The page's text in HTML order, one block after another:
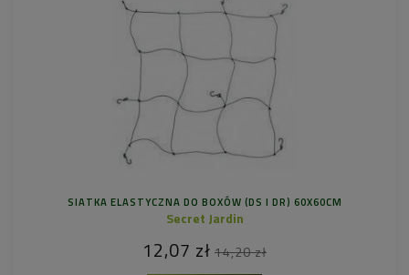
SIATKA ELASTYCZNA DO BOXÓW (DS I DR) 60X60CM
Secret Jardin
12,07 zł 14,20 zł